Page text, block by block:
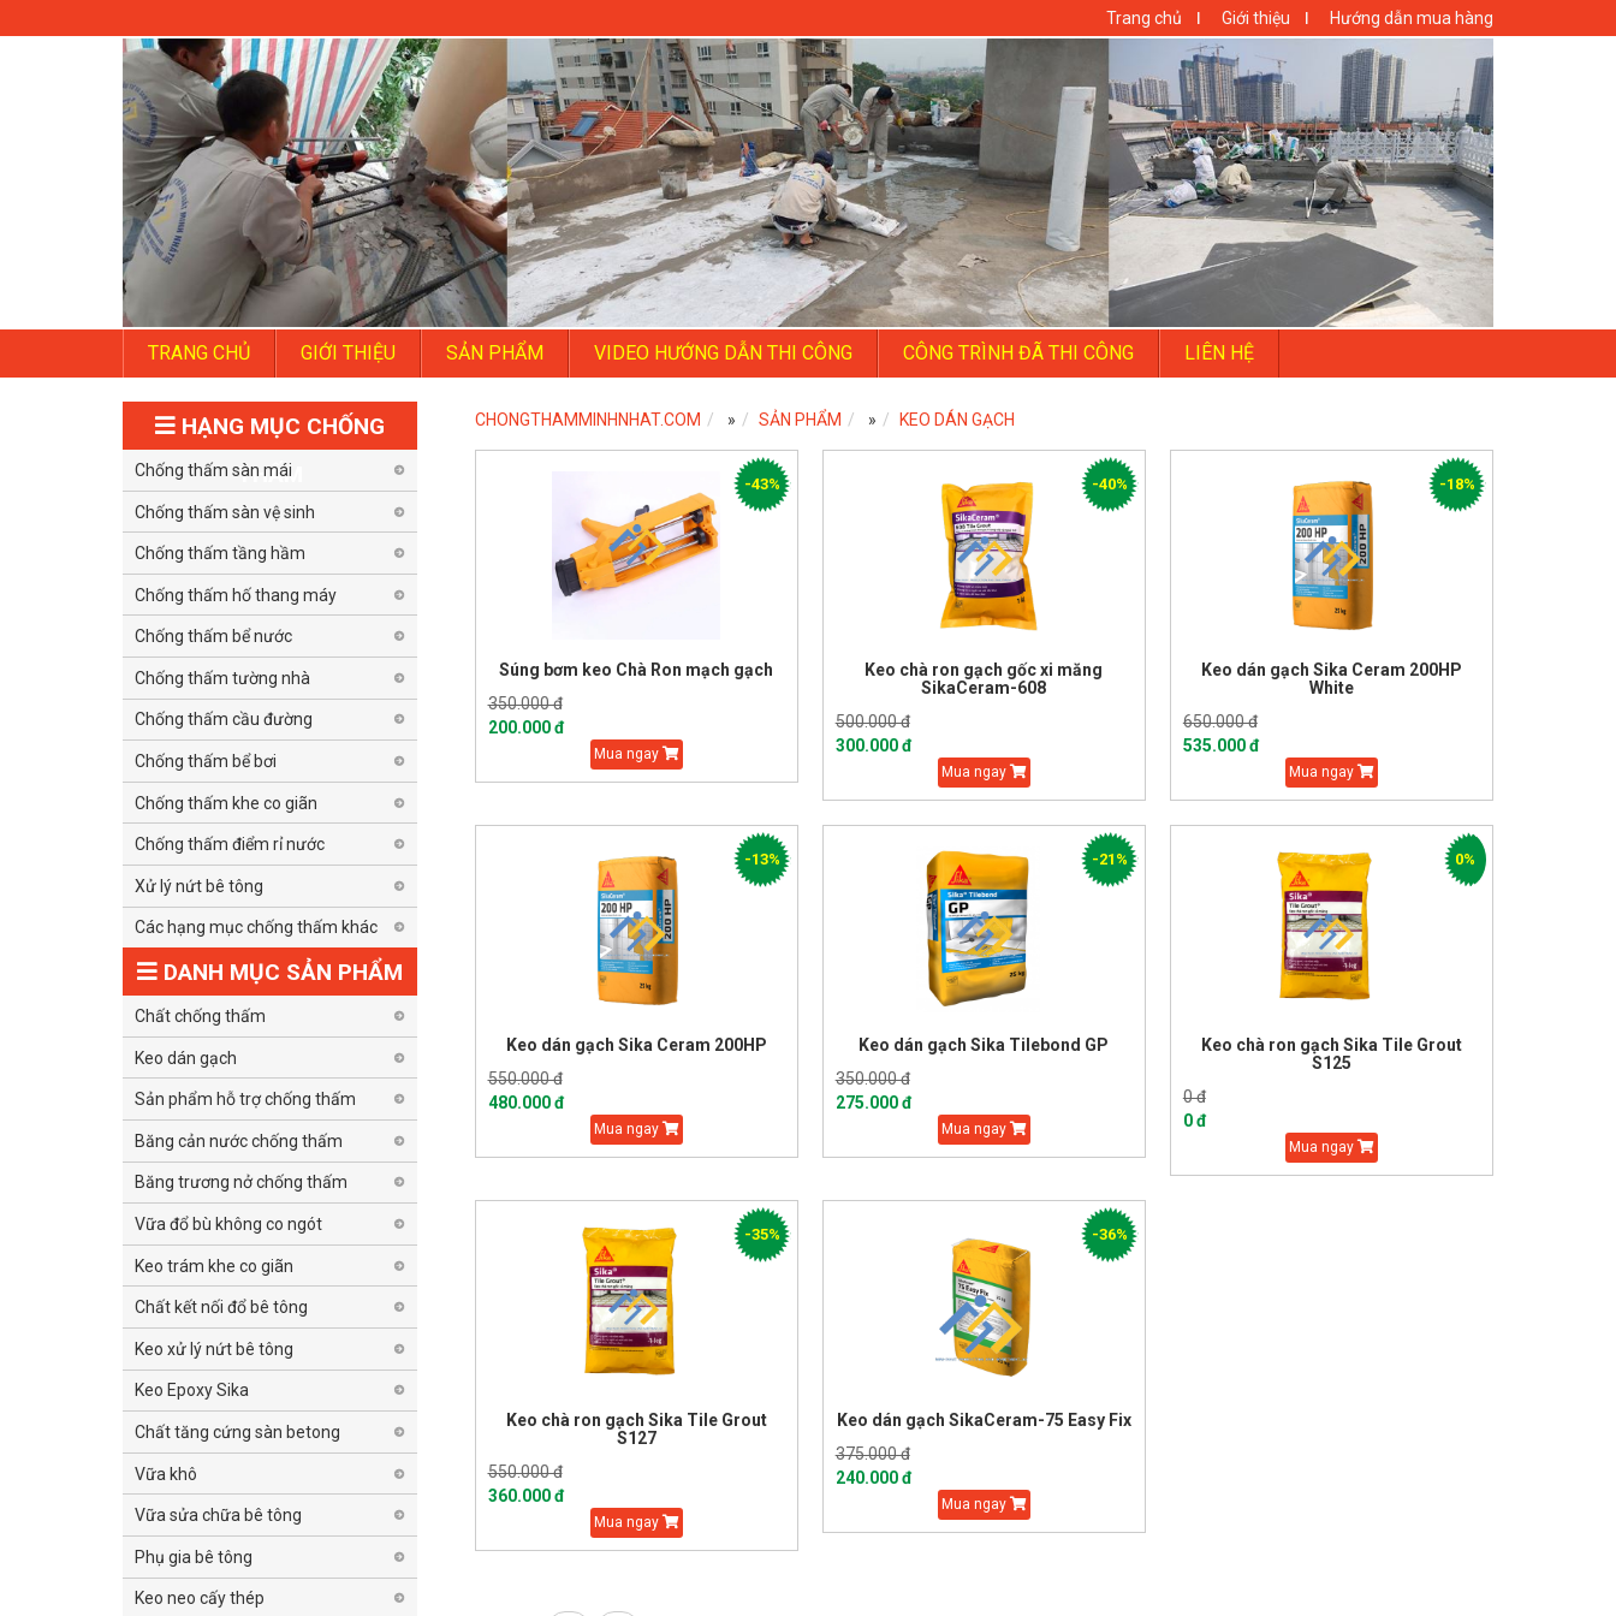
Trang chủ Giới thiệu Hướng dẫn mua hàng
TRANG CHỦ GIỚI THIỆU SẢN PHẨM VIDEO HƯỚNG DẪN THI CÔNG CÔNG TRÌNH ĐÃ THI CÔNG LIÊN HỆ
CHONGTHAMMINHNHAT.COM » SẢN PHẨM » KEO DÁN GẠCH
Súng bơm keo Chà Ron mạch gạch
350.000 đ
200.000 đ
Mua ngay
-43%
Keo chà ron gạch gốc xi măng
SikaCeram-608
500.000 đ
300.000 đ
Mua ngay
-40%
Keo dán gạch Sika Ceram 200HP
White
650.000 đ
535.000 đ
Mua ngay
-18%
Keo dán gạch Sika Ceram 200HP
550.000 đ
480.000 đ
Mua ngay
-13%
Keo dán gạch Sika Tilebond GP
350.000 đ
275.000 đ
Mua ngay
-21%
Keo chà ron gạch Sika Tile Grout
S125
0 đ
0 đ
Mua ngay
0%
Keo chà ron gạch Sika Tile Grout
S127
550.000 đ
360.000 đ
Mua ngay
-35%
Keo dán gạch SikaCeram-75 Easy Fix
375.000 đ
240.000 đ
Mua ngay
-36%
HẠNG MỤC CHỐNG
THẤM
Chống thấm sàn mái
Chống thấm sàn vệ sinh
Chống thấm tầng hầm
Chống thấm hố thang máy
Chống thấm bể nước
Chống thấm tường nhà
Chống thấm cầu đường
Chống thấm bể bơi
Chống thấm khe co giãn
Chống thấm điểm rỉ nước
Xử lý nứt bê tông
Các hạng mục chống thấm khác
DANH MỤC SẢN PHẨM
Chất chống thấm
Keo dán gạch
Sản phẩm hỗ trợ chống thấm
Băng cản nước chống thấm
Băng trương nở chống thấm
Vữa đổ bù không co ngót
Keo trám khe co giãn
Chất kết nối đổ bê tông
Keo xử lý nứt bê tông
Keo Epoxy Sika
Chất tăng cứng sàn betong
Vữa khô
Vữa sửa chữa bê tông
Phụ gia bê tông
Keo neo cấy thép